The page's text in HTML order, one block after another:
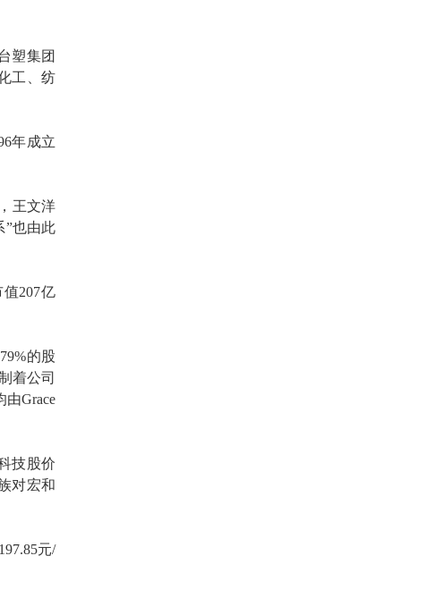
塑集团
工、纺
年成立
王文洋
”也由此
207亿
的股
着公司
Grace
技股价
对宏和
元/